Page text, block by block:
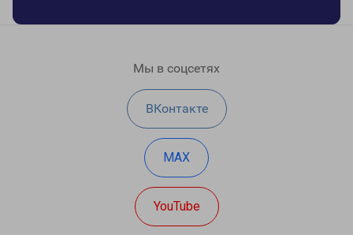
Мы в соцсетях
ВКонтакте
MAX
YouTube